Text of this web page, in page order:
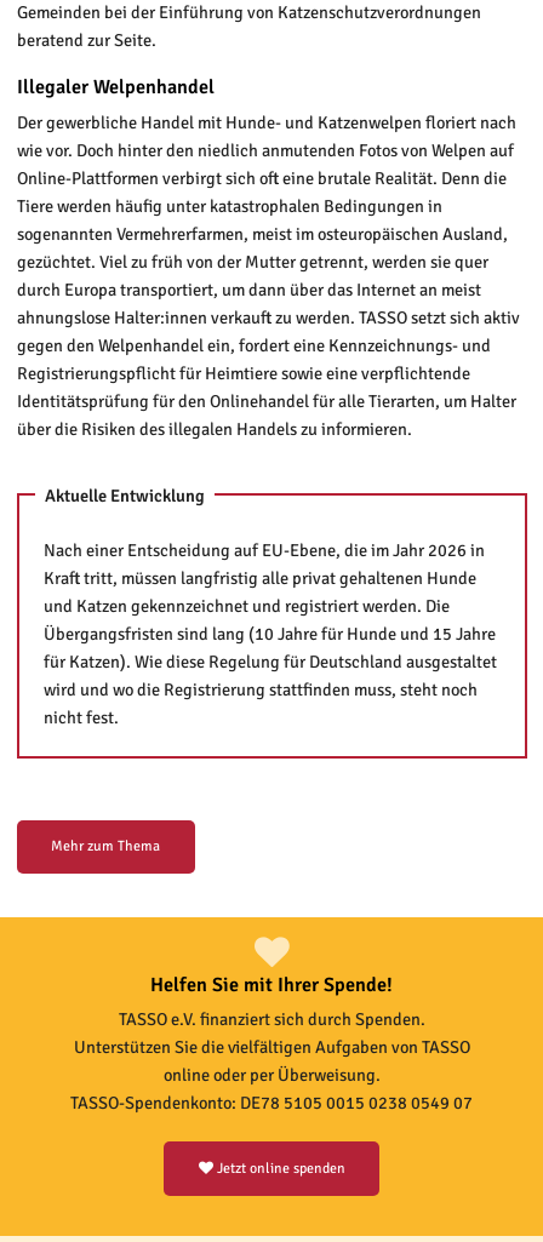
Gemeinden bei der Einführung von Katzenschutzverordnungen
beratend zur Seite.
Illegaler Welpenhandel
Der gewerbliche Handel mit Hunde- und Katzenwelpen floriert nach
wie vor. Doch hinter den niedlich anmutenden Fotos von Welpen auf
Online-Plattformen verbirgt sich oft eine brutale Realität. Denn die
Tiere werden häufig unter katastrophalen Bedingungen in
sogenannten Vermehrerfarmen, meist im osteuropäischen Ausland,
gezüchtet. Viel zu früh von der Mutter getrennt, werden sie quer
durch Europa transportiert, um dann über das Internet an meist
ahnungslose Halter:innen verkauft zu werden. TASSO setzt sich aktiv
gegen den Welpenhandel ein, fordert eine Kennzeichnungs- und
Registrierungspflicht für Heimtiere sowie eine verpflichtende
Identitätsprüfung für den Onlinehandel für alle Tierarten, um Halter
über die Risiken des illegalen Handels zu informieren.
Aktuelle Entwicklung
Nach einer Entscheidung auf EU-Ebene, die im Jahr 2026 in
Kraft tritt, müssen langfristig alle privat gehaltenen Hunde
und Katzen gekennzeichnet und registriert werden. Die
Übergangsfristen sind lang (10 Jahre für Hunde und 15 Jahre
für Katzen). Wie diese Regelung für Deutschland ausgestaltet
wird und wo die Registrierung stattfinden muss, steht noch
nicht fest.
Mehr zum Thema
Helfen Sie mit Ihrer Spende!
TASSO e.V. finanziert sich durch Spenden.
Unterstützen Sie die vielfältigen Aufgaben von TASSO
online oder per Überweisung.
TASSO-Spendenkonto: DE78 5105 0015 0238 0549 07
Jetzt online spenden